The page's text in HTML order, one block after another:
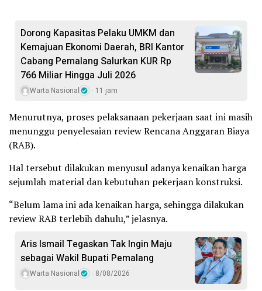
Dorong Kapasitas Pelaku UMKM dan
Kemajuan Ekonomi Daerah, BRI Kantor
Cabang Pemalang Salurkan KUR Rp
766 Miliar Hingga Juli 2026
Warta Nasional 11 jam
Menurutnya, proses pelaksanaan pekerjaan saat ini masih
menunggu penyelesaian review Rencana Anggaran Biaya
(RAB).
Hal tersebut dilakukan menyusul adanya kenaikan harga
sejumlah material dan kebutuhan pekerjaan konstruksi.
“Belum lama ini ada kenaikan harga, sehingga dilakukan
review RAB terlebih dahulu,” jelasnya.
Aris Ismail Tegaskan Tak Ingin Maju
sebagai Wakil Bupati Pemalang
Warta Nasional 8/08/2026